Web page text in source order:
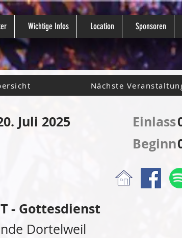
Wichtige Infos Location Sponsoren
Nächste
Juli 2025
- Gottesdienst
Dortelweil